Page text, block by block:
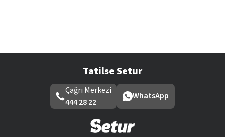
Tatilse Setur
Çağrı Merkezi
444 28 22
WhatsApp